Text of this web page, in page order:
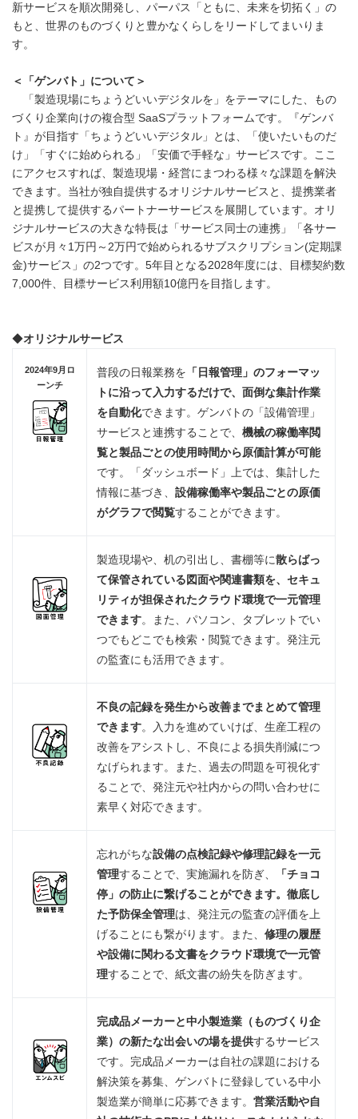
新サービスを順次開発し、パーパス「ともに、未来を切拓く」の
もと、世界のものづくりと豊かなくらしをリードしてまいりま
す。
＜「ゲンバト」について＞
「製造現場にちょうどいいデジタルを」をテーマにした、もの
づくり企業向けの複合型 SaaSプラットフォームです。『ゲンバ
ト』が目指す「ちょうどいいデジタル」とは、「使いたいものだ
け」「すぐに始められる」「安価で手軽な」サービスです。ここ
にアクセスすれば、製造現場・経営にまつわる様々な課題を解決
できます。当社が独自提供するオリジナルサービスと、提携業者
と提携して提供するパートナーサービスを展開しています。オリ
ジナルサービスの大きな特長は「サービス同士の連携」「各サー
ビスが月々1万円～2万円で始められるサブスクリプション(定期課
金)サービス」の2つです。5年目となる2028年度には、目標契約数
7,000件、目標サービス利用額10億円を目指します。
◆オリジナルサービス
2024年9月ロ
ーンチ
普段の日報業務を 「日報管理」のフォーマッ
トに沿って入力するだけで、面倒な集計作業
を自動化できます。ゲンバトの「設備管理」
サービスと連携することで、 機械の稼働率閲
覧と製品ごとの使用時間から原価計算が可能
です。「ダッシュボード」上では、集計した
情報に基づき、 設備稼働率や製品ごとの原価
がグラフで閲覧することができます。
製造現場や、机の引出し、書棚等に散らばっ
て保管されている図面や関連書類を、セキュ
リティが担保されたクラウド環境で一元管理
できます。また、パソコン、タブレットでい
つでもどこでも検索・閲覧できます。発注元
の監査にも活用できます。
不良の記録を発生から改善までまとめて管理
できます。入力を進めていけば、生産工程の
改善をアシストし、不良による損失削減につ
なげられます。また、過去の問題を可視化す
ることで、発注元や社内からの問い合わせに
素早く対応できます。
忘れがちな設備の点検記録や修理記録を一元
管理することで、実施漏れを防ぎ、
「チョコ
停」の防止に繋げることができます。徹底し
た予防保全管理は、発注元の監査の評価を上
げることにも繋がります。また、 修理の履歴
や設備に関わる文書をクラウド環境で一元管
理することで、紙文書の紛失を防ぎます。
完成品メーカーと中小製造業（ものづくり企
業）の新たな出会いの場を提供するサービス
です。完成品メーカーは自社の課題における
解決策を募集、ゲンバトに登録している中小
製造業が簡単に応募できます。 営業活動や自